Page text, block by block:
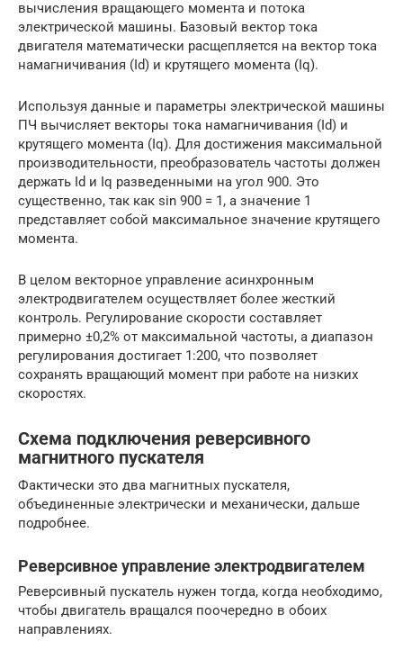
вычисления вращающего момента и потока
электрической машины. Базовый вектор тока
двигателя математически расщепляется на вектор тока
намагничивания (Id) и крутящего момента (Iq).
Используя данные и параметры электрической машины
ПЧ вычисляет векторы тока намагничивания (Id) и
крутящего момента (Iq). Для достижения максимальной
производительности, преобразователь частоты должен
держать Id и Iq разведенными на угол 900. Это
существенно, так как sin 900 = 1, а значение 1
представляет собой максимальное значение крутящего
момента.
В целом векторное управление асинхронным
электродвигателем осуществляет более жесткий
контроль. Регулирование скорости составляет
примерно ±0,2% от максимальной частоты, а диапазон
регулирования достигает 1:200, что позволяет
сохранять вращающий момент при работе на низких
скоростях.
Схема подключения реверсивного
магнитного пускателя
Фактически это два магнитных пускателя,
объединенные электрически и механически, дальше
подробнее.
Реверсивное управление электродвигателем
Реверсивный пускатель нужен тогда, когда необходимо,
чтобы двигатель вращался поочередно в обоих
направлениях.